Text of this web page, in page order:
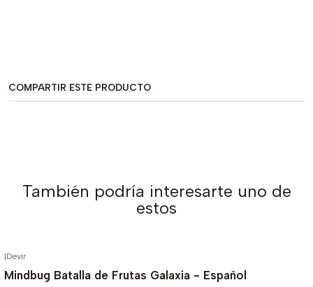
COMPARTIR ESTE PRODUCTO
También podría interesarte uno de
estos
|Devir
Mindbug Batalla de Frutas Galaxia - Español